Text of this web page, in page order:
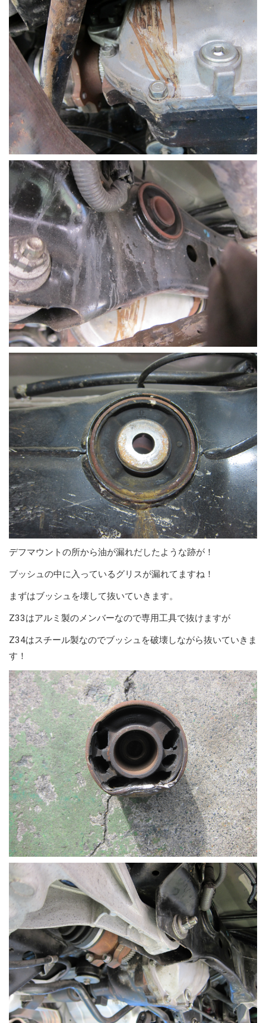
デフマウントの所から油が漏れだしたような跡が！
ブッシュの中に入っているグリスが漏れてますね！
まずはブッシュを壊して抜いていきます。
Z33はアルミ製のメンバーなので専用工具で抜けますが
Z34はスチール製なのでブッシュを破壊しながら抜いていきま
す！